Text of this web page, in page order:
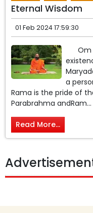
Eternal Wisdom
01 Feb 2024 17:59:30
Om
a
Rama is the pride of
Parabrahma andRam...
Read More...